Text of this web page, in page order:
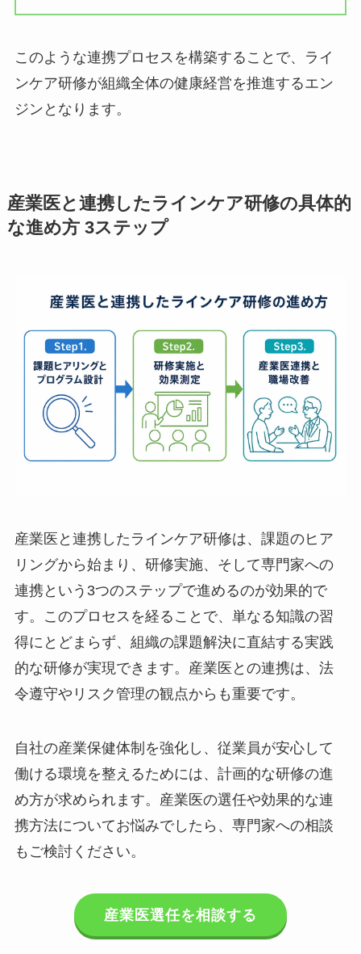
など、具体的な施策を実行します。
このような連携プロセスを構築することで、ライ
ンケア研修が組織全体の健康経営を推進するエン
産業医と連携したラインケア研修の具体
産業医と連携したラインケア研修は、課題のヒア
リングから始まり、研修実施、そして専門家への
連携という3つのステップで進めるのが効果的で
す。このプロセスを経ることで、単なる知識の習
得にとどまらず、組織の課題解決に直結する実践
的な研修が実現できます。産業医との連携は、法
自社の産業保健体制を強化し、従業員が安心して
働ける環境を整えるためには、計画的な研修の進
め方が求められます。産業医の選任や効果的な連
携方法についてお悩みでしたら、専門家への相談
産業医選任を相談する